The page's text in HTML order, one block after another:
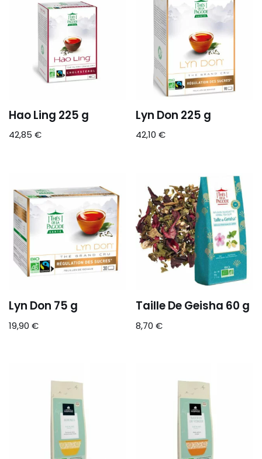
Hao Ling 225 g
42,85 €
Lyn Don 225 g
42,10€
Lyn Don 75 g
19,90 €
Taille De Geisha 60 g
8,70€